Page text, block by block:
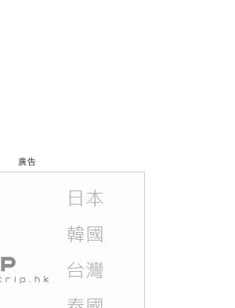
廣告